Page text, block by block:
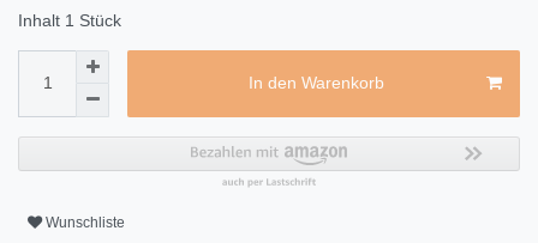
Inhalt 1 Stück
In den Warenkorb
Wunschliste